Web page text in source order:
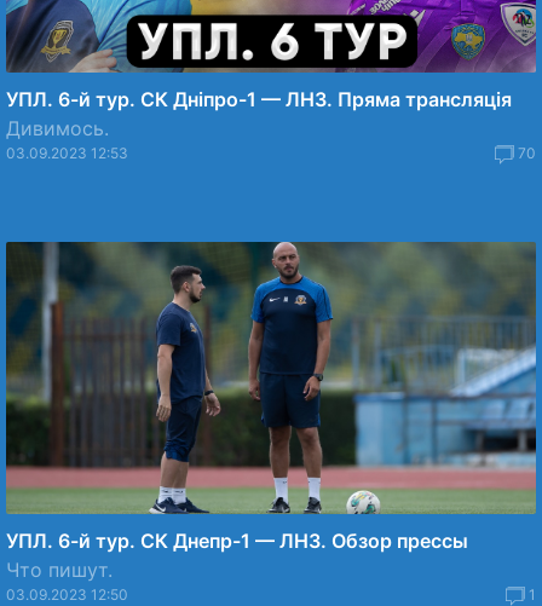
УПЛ. 6-й тур. СК Дніпро-1 — ЛНЗ. Пряма трансляція
Дивимось.
03.09.2023 12:53 70
УПЛ. 6-й тур. СК Днепр-1 — ЛНЗ. Обзор прессы
Что пишут.
03.09.2023 12:50 1